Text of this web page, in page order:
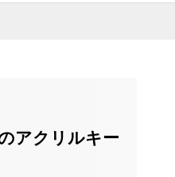
アクリルキー